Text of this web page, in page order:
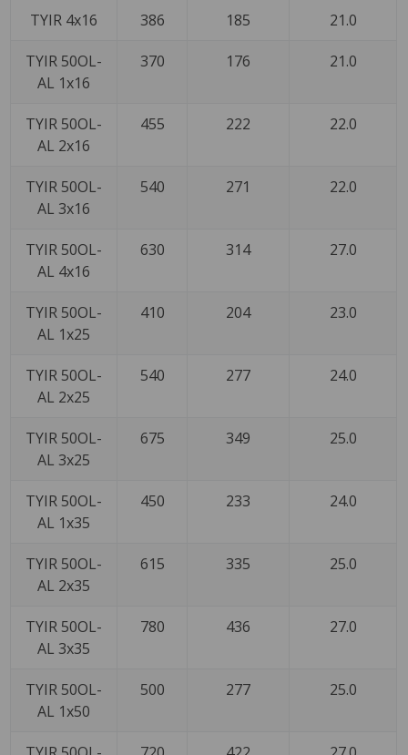
TYIR 4x16 386 185 21.0
TYIR 50OL-
AL 1x16
370 176 21.0
TYIR 50OL-
AL 2x16
455 222 22.0
TYIR 50OL-
AL 3x16
540 271 22.0
TYIR 50OL-
AL 4x16
630 314 27.0
TYIR 50OL-
AL 1x25
410 204 23.0
TYIR 50OL-
AL 2x25
540 277 24.0
TYIR 50OL-
AL 3x25
675 349 25.0
TYIR 50OL-
AL 1x35
450 233 24.0
TYIR 50OL-
AL 2x35
615 335 25.0
TYIR 50OL-
AL 3x35
780 436 27.0
TYIR 50OL-
AL 1x50
500 277 25.0